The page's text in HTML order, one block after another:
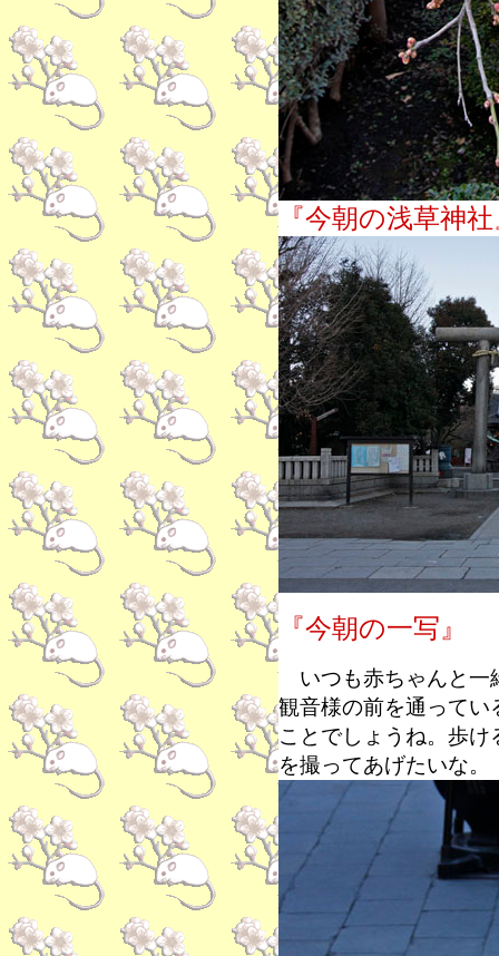
『今朝の浅草神社
『今朝の一写』
いつも赤ちゃんと一
観音様の前を通ってい
ことでしょうね。歩け
を撮ってあげたいな。